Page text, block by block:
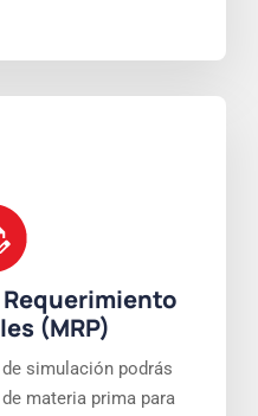
(MRP)
simulación podrás
materia prima para